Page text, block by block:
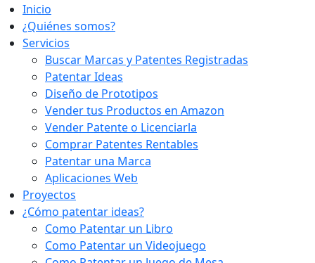
Inicio
¿Quiénes somos?
Servicios
Buscar Marcas y Patentes Registradas
Patentar Ideas
Diseño de Prototipos
Vender tus Productos en Amazon
Vender Patente o Licenciarla
Comprar Patentes Rentables
Patentar una Marca
Aplicaciones Web
Proyectos
¿Cómo patentar ideas?
Como Patentar un Libro
Como Patentar un Videojuego